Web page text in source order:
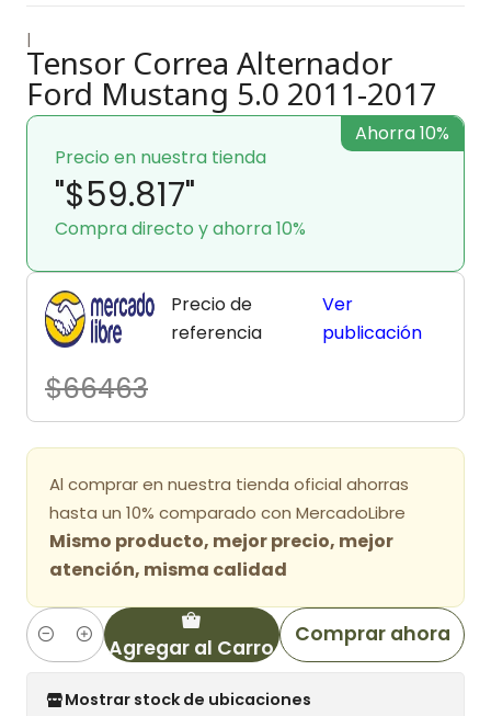
|
Tensor Correa Alternador
Ford Mustang 5.0 2011-2017
Precio en nuestra tienda
"$59.817"
Compra directo y ahorra 10%
Ahorra 10%
Precio de
referencia
$66463
Ver
publicación
Al comprar en nuestra tienda oficial ahorras
hasta un 10% comparado con MercadoLibre
Mismo producto, mejor precio, mejor
atención, misma calidad
Cantidad Agregar al Carro
Comprar ahora
Mostrar stock de ubicaciones